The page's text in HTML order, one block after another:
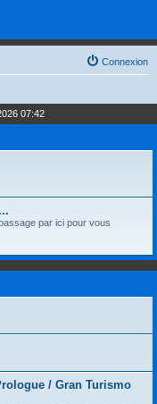
Connexion
07:42
par ici pour vous
/ Gran Turismo